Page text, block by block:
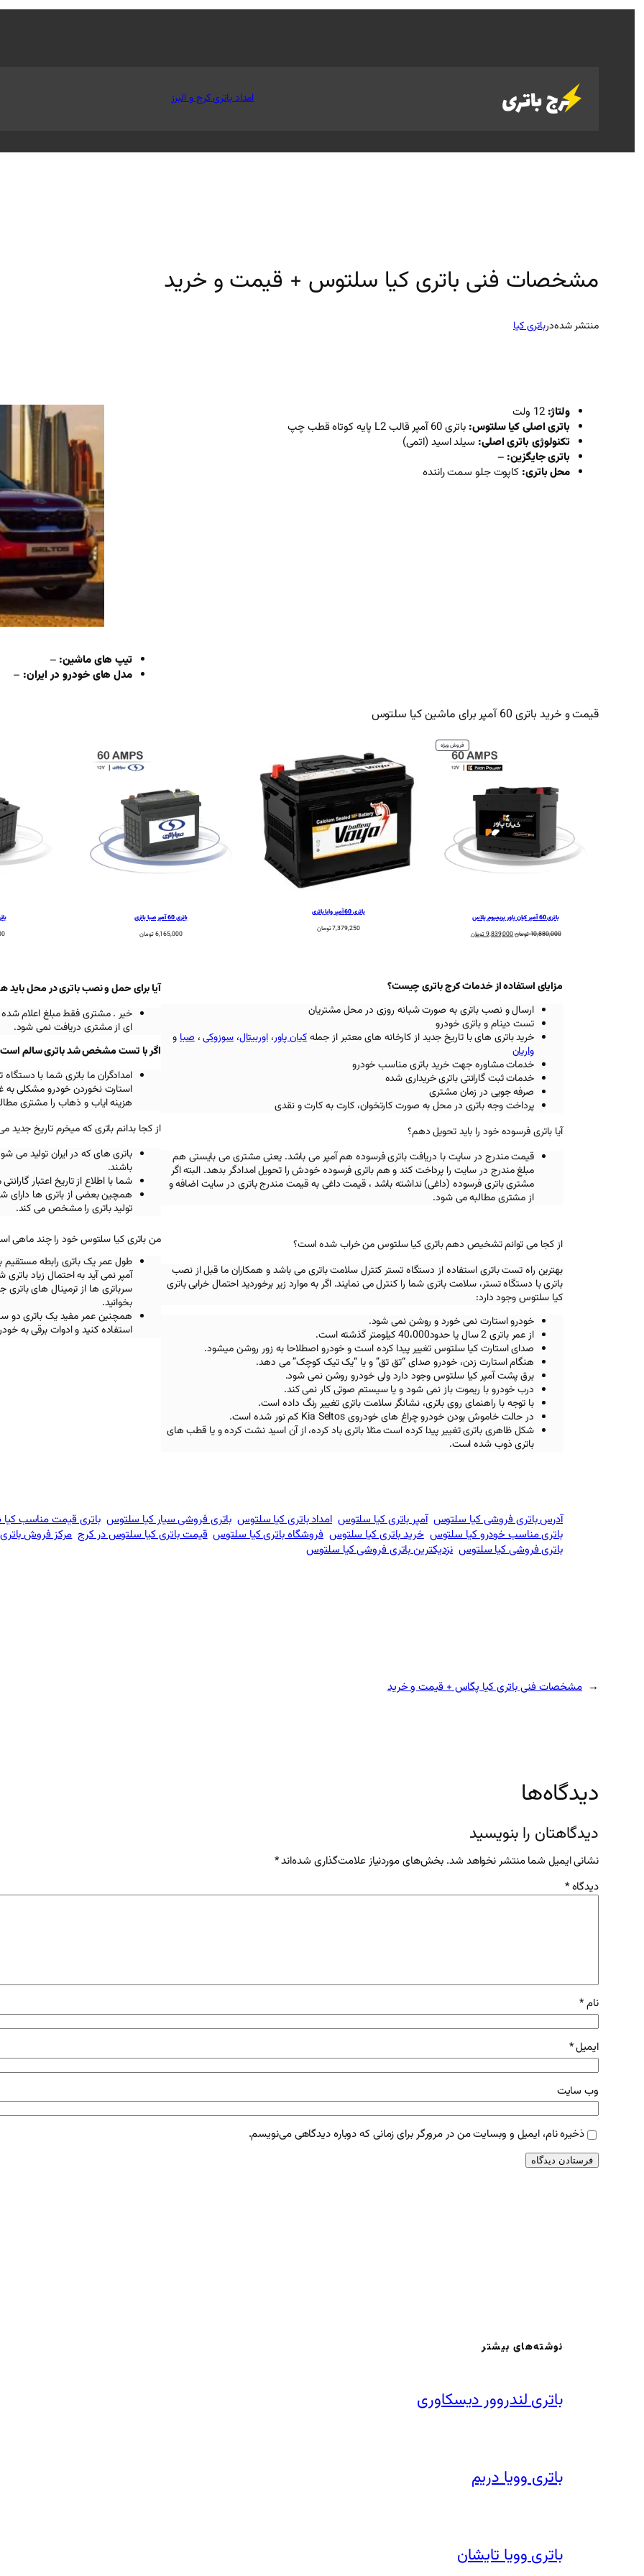
امداد باتری کرج و البرز
مشخصات فنی باتری کیا سلتوس + قیمت و خرید
منتشر شدهدرباتری کیا
ولتاژ: 12 ولت
باتری اصلی کیا سلتوس: باتری 60 آمپر قالب L2 پایه کوتاه قطب چپ
تکنولوژی باتری اصلی: سیلد اسید (اتمی)
باتری جایگزین: –
محل باتری: کاپوت جلو سمت راننده
تیپ های ماشین: –
مدل های خودرو در ایران: –
قیمت و خرید باتری 60 آمپر برای ماشین کیا سلتوس
فروش ویژهمحصول
تخفیف
باتری 60 آمپر کیان پاور پریمیوم پلاس
10,880,000تومانقیمت
9,839,000تومانقیمت
باتری 60 آمپر وایا باتری
7,379,250تومان
باتری 60 آمپر صبا باتری
6,165,000تومان
باتری
مزایای استفاده از خدمات کرج باتری چیست؟
ارسال و نصب باتری به صورت شبانه روزی در محل مشتریان
تست دینام و باتری خودرو
خرید باتری های با تاریخ جدید از کارخانه های معتبراز جملهکیان پاور،اوربیتال،سوزوکی،صباو
واریان
خدمات مشاوره جهت خرید باتری مناسب خودرو
خدمات ثبت گارانتی باتری خریداری شده
صرفه جویی در زمان مشتری
پرداخت وجه باتری در محل به صورت کارتخوان، کارت به کارت و نقدی
آیا باتری فرسوده خود را باید تحویل دهم؟
قیمت مندرج در سایت با دریافت باتری فرسوده هم آمپر می باشد. یعنی مشتری می بایستی هم
مبلغ مندرج در سایت را پرداخت کند و هم باتری فرسوده خودش را تحویل امدادگر بدهد. البته اگر
مشتری باتری فرسوده (داغی) نداشته باشد ، قیمت داغی به قیمت مندرج باتری در سایت اضافه و
از مشتری مطالبه می شود.
آیا برای حمل و نصب باتری در محل باید
خیر . مشتری فقط مبلغ اعلام
ای از مشتری دریافت نمی شود.
اگر با تست مشخص شد باتری سالم است
امدادگران ما باتری شما با
استارت نخوردن خودرو مشکلی به
هزینه ایاب و ذهاب را مشتری
از کجا بدانم باتری که میخرم تاریخ جدید
باتری های که در ایران تولید می
باشند.
شما با اطلاع از تاریخ اعتبار
همچین بعضی از باتری ها دارای
تولید باتری را مشخص می کند.
از کجا می توانم تشخیص دهم باتری کیا سلتوس من خراب شده است؟
بهترین راه تست باتری استفاده از دستگاه تستر کنترل سلامت باتری می باشد و همکاران ما قبل از نصب
باتری با دستگاه تستر، سلامت باتری شما را کنترل می نمایند. اگر به موارد زیر برخوردید احتمال خرابی باتری
کیا سلتوسوجود دارد:
خودرو استارت نمی خورد و روشن نمی شود.
از عمر باتری 2 سال یا حدود40،000 کیلومتر گذشته است.
صدای استارت کیاسلتوستغییر پیدا کرده است و خودرو اصطلاحا به زور روشن میشود.
هنگام استارت زدن، خودرو صدای “تق تق” و یا “یک تیک کوچک” می دهد.
برق پشت آمپر کیاسلتوسوجود دارد ولی خودرو روشن نمی شود.
درب خودرو با ریموت باز نمی شود و یا سیستم صوتی کار نمی کند.
با توجه با راهنمای روی باتری، نشانگر سلامت باتری تغییر رنگ داده است.
در حالت خاموش بودن خودرو چراغ های خودروی Kia Seltos
کم نور شده است.
شکل ظاهری باتری تغییر پیدا کرده است مثلا باتری باد کرده، از آن اسید نشت کرده و یا قطب های
باتری ذوب شده است.
من باتری کیا سلتوس خود را چند ماهی
طول عمر یک باتری رابطه مستقیم
آمپر نمی آید به احتمال زیاد
سرباتری ها از ترمینال های
بخوانید.
استفاده کنید و ادوات برقی به
آدرس باتری فروشی کیا سلتوس آمپر باتری کیا سلتوس امداد باتری کیا سلتوس باتری فروشی سیار کیا سلتوس باتری قیمت مناسب
باتری مناسب خودرو کیا سلتوس خرید باتری کیا سلتوس فروشگاه باتری کیا سلتوس قیمت باتری کیا سلتوس در کرج مرکز فروش
باتری فروشی کیا سلتوس نزدیکترین باتری فروشی کیا سلتوس
← مشخصات فنی باتری کیا پگاس + قیمت و خرید
دیدگاه‌ها
دیدگاهتان را بنویسید
نشانی ایمیل شما منتشر نخواهد شد. بخش‌های موردنیاز علامت‌گذاری شده‌اند*
دیدگاه*
نام*
ایمیل*
وب‌ سایت
ذخیره نام، ایمیل و وبسایت من در مرورگر برای زمانی که دوباره دیدگاهی می‌نویسم.
نوشته‌های بیشتر
باتری لندروور دیسکاوری
باتری وویا دریم
باتری وویا تایشان